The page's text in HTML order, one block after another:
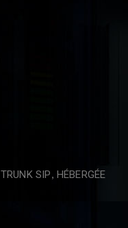
TRUNK SIP HÉBERGÉE